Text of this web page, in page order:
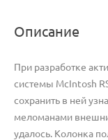
Описание
При разработке
системы McIntosh
сохранить в ней
меломанами
удалось. Колонка